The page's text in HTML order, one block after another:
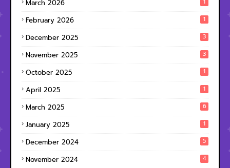
March 2026 1
February 2026 1
December 2025 3
November 2025 3
October 2025 1
April 2025 1
March 2025 6
January 2025 1
December 2024 5
November 2024 4